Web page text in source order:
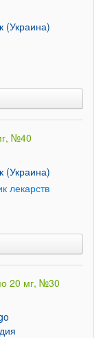
(Украина)
№40
(Украина)
лекарств
20 мг, №30